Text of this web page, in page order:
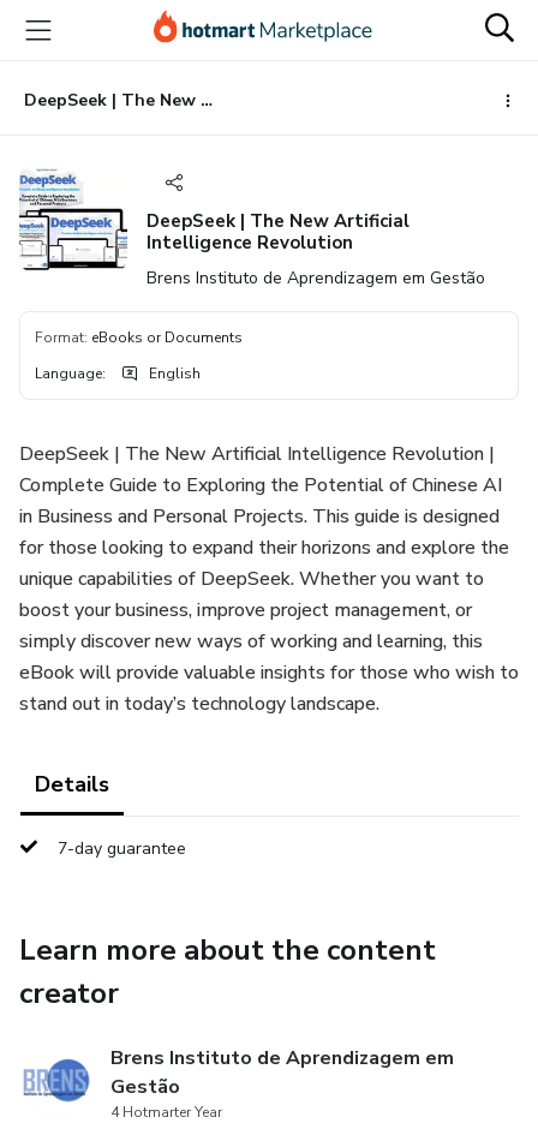
main
content
DeepSeek | The New Artificial Intelligence Revolution
DeepSeek | The New Artificial
Intelligence Revolution
Brens Instituto de Aprendizagem em Gestão
Format: eBooks or Documents
Language: English
DeepSeek | The New Artificial Intelligence Revolution |
Complete Guide to Exploring the Potential of Chinese AI
in Business and Personal Projects. This guide is designed
for those looking to expand their horizons and explore the
unique capabilities of DeepSeek. Whether you want to
boost your business, improve project management, or
simply discover new ways of working and learning, this
eBook will provide valuable insights for those who wish to
stand out in today’s technology landscape.
Details
7-day guarantee
Learn more about the content
creator
Brens Instituto de Aprendizagem em
Gestão
4 Hotmarter Year